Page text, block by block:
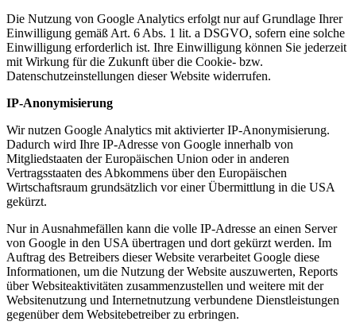
Die Nutzung von Google Analytics erfolgt nur auf Grundlage Ihrer
Einwilligung gemäß Art. 6 Abs. 1 lit. a DSGVO, sofern eine solche
Einwilligung erforderlich ist. Ihre Einwilligung können Sie jederzeit
mit Wirkung für die Zukunft über die Cookie- bzw.
Datenschutzeinstellungen dieser Website widerrufen.
IP-Anonymisierung
Wir nutzen Google Analytics mit aktivierter IP-Anonymisierung.
Dadurch wird Ihre IP-Adresse von Google innerhalb von
Mitgliedstaaten der Europäischen Union oder in anderen
Vertragsstaaten des Abkommens über den Europäischen
Wirtschaftsraum grundsätzlich vor einer Übermittlung in die USA
gekürzt.
Nur in Ausnahmefällen kann die volle IP-Adresse an einen Server
von Google in den USA übertragen und dort gekürzt werden. Im
Auftrag des Betreibers dieser Website verarbeitet Google diese
Informationen, um die Nutzung der Website auszuwerten, Reports
über Websiteaktivitäten zusammenzustellen und weitere mit der
Websitenutzung und Internetnutzung verbundene Dienstleistungen
gegenüber dem Websitebetreiber zu erbringen.